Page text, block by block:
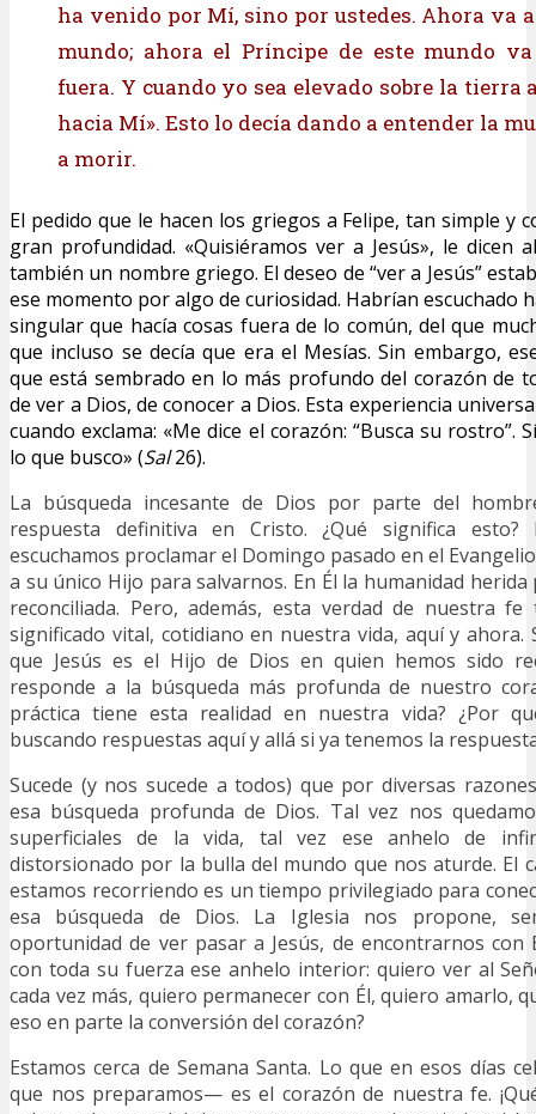
ha venido por Mí, sino por ustedes. Ahora va
mundo; ahora el Príncipe de este mundo
fuera. Y cuando yo sea elevado sobre la tierra
hacia Mí». Esto lo decía dando a entender la
a morir.
El pedido que le hacen los griegos a Felipe, tan simple y
gran profundidad. «Quisiéramos ver a Jesús», le dicen
también un nombre griego. El deseo de “ver a Jesús”
ese momento por algo de curiosidad. Habrían escuchado
singular que hacía cosas fuera de lo común, del que
que incluso se decía que era el Mesías. Sin embargo,
que está sembrado en lo más profundo del corazón de
de ver a Dios, de conocer a Dios. Esta experiencia
cuando exclama: «Me dice el corazón: “Busca su rostro”.
lo que busco» (Sal26).
La búsqueda incesante de Dios por parte del
respuesta definitiva en Cristo. ¿Qué significa
escuchamos proclamar el Domingo pasado en el
a su único Hijo para salvarnos. En Él la humanidad
reconciliada. Pero, además, esta verdad de nuestra
significado vital, cotidiano en nuestra vida, aquí y ahora.
que Jesús es el Hijo de Dios en quien hemos sido
responde a la búsqueda más profunda de nuestro
práctica tiene esta realidad en nuestra vida? ¿Por
buscando respuestas aquí y allá si ya tenemos la
Sucede (y nos sucede a todos) que por diversas
esa búsqueda profunda de Dios. Tal vez nos
superficiales de la vida, tal vez ese anhelo de
distorsionado por la bulla del mundo que nos aturde. El
estamos recorriendo es un tiempo privilegiado para
esa búsqueda de Dios. La Iglesia nos propone,
oportunidad de ver pasar a Jesús, de encontrarnos con
con toda su fuerza ese anhelo interior: quiero ver al
cada vez más, quiero permanecer con Él, quiero amarlo,
eso en parte la conversión del corazón?
Estamos cerca de Semana Santa. Lo que en esos días
que nos preparamos— es el corazón de nuestra fe.